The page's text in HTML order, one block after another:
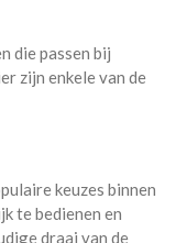
die passen bij
zijn enkele van de
keuzes binnen
te bedienen en
draai van de